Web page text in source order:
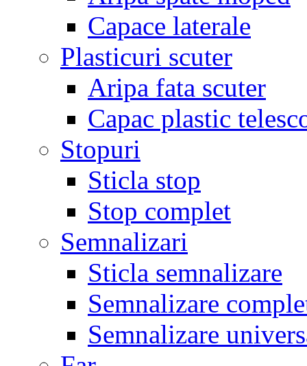
Capace laterale
Plasticuri scuter
Aripa fata scuter
Capac plastic
Stopuri
Sticla stop
Stop complet
Semnalizari
Sticla semnalizare
Semnalizare
Semnalizare